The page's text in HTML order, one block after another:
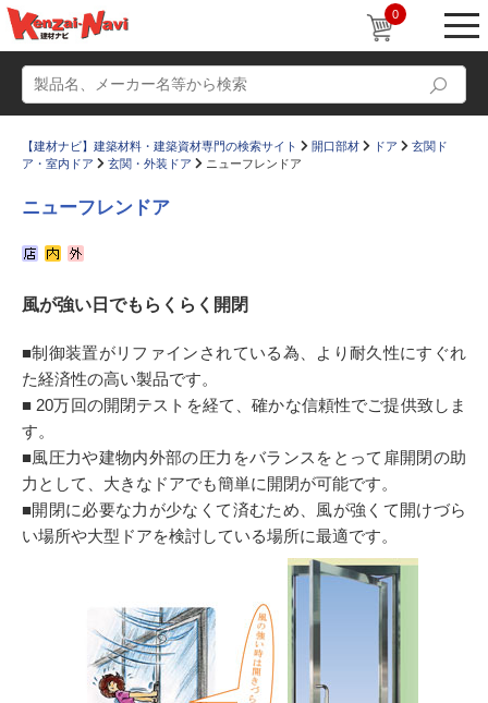
0
かたなび
すまいリング 設計士インタビュー
Q＆A
お気に入り
【建材ナビ】建築材料・建築資材専門の検索サイト 開口部材 ドア
玄関ド
ア・室内ドア
玄関・外装ドア ニューフレンドア
ニューフレンドア
風が強い日でもらくらく開閉
■制御装置がリファインされている為、より耐久性にすぐれ
た経済性の高い製品です。
■ 20万回の開閉テストを経て、確かな信頼性でご提供致しま
す。
■風圧力や建物内外部の圧力をバランスをとって扉開閉の助
力として、大きなドアでも簡単に開閉が可能です。
■開閉に必要な力が少なくて済むため、風が強くて開けづら
い場所や大型ドアを検討している場所に最適です。